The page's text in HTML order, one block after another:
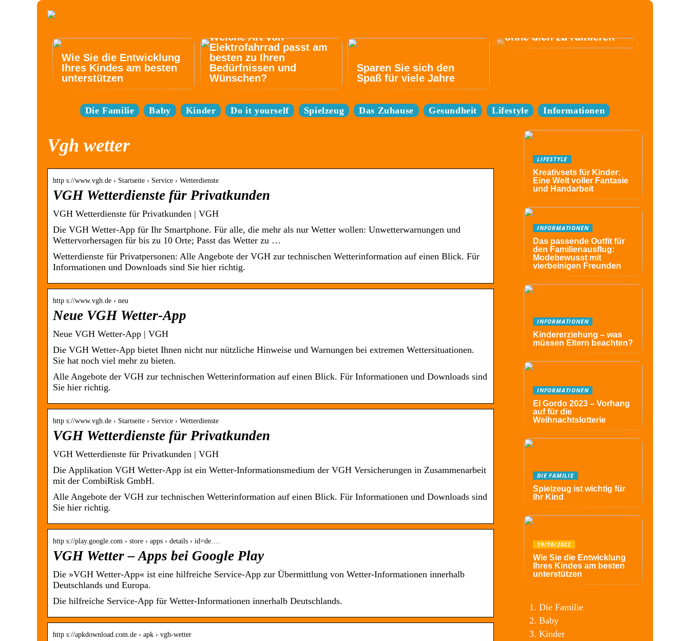
Wie Sie die Entwicklung
Ihres Kindes am besten
unterstützen
Welche Art von
Elektrofahrrad passt am
besten zu Ihren
Bedürfnissen und
Wünschen?
Sparen Sie sich den
Spaß für viele Jahre
ohne dich zu ruinieren
Die Familie Baby Kinder Do it yourself Spielzeug Das Zuhause Gesundheit Lifestyle Informationen
Vgh wetter
http s://www.vgh.de › Startseite › Service › Wetterdienste
VGH Wetterdienste für Privatkunden
VGH Wetterdienste für Privatkunden | VGH
Die VGH Wetter-App für Ihr Smartphone. Für alle, die mehr als nur Wetter wollen: Unwetterwarnungen und
Wettervorhersagen für bis zu 10 Orte; Passt das Wetter zu …
Wetterdienste für Privatpersonen: Alle Angebote der VGH zur technischen Wetterinformation auf einen Blick. Für
Informationen und Downloads sind Sie hier richtig.
http s://www.vgh.de › neu
Neue VGH Wetter-App
Neue VGH Wetter-App | VGH
Die VGH Wetter-App bietet Ihnen nicht nur nützliche Hinweise und Warnungen bei extremen Wettersituationen.
Sie hat noch viel mehr zu bieten.
Alle Angebote der VGH zur technischen Wetterinformation auf einen Blick. Für Informationen und Downloads sind
Sie hier richtig.
http s://www.vgh.de › Startseite › Service › Wetterdienste
VGH Wetterdienste für Privatkunden
VGH Wetterdienste für Privatkunden | VGH
Die Applikation VGH Wetter-App ist ein Wetter-Informationsmedium der VGH Versicherungen in Zusammenarbeit
mit der CombiRisk GmbH.
Alle Angebote der VGH zur technischen Wetterinformation auf einen Blick. Für Informationen und Downloads sind
Sie hier richtig.
http s://play.google.com › store › apps › details › id=de….
VGH Wetter – Apps bei Google Play
Die »VGH Wetter-App« ist eine hilfreiche Service-App zur Übermittlung von Wetter-Informationen innerhalb
Deutschlands und Europa.
Die hilfreiche Service-App für Wetter-Informationen innerhalb Deutschlands.
http s://apkdownload.com.de › apk › vgh-wetter
LIFESTYLE
Kreativsets für Kinder:
Eine Welt voller Fantasie
und Handarbeit
INFORMATIONEN
Das passende Outfit für
den Familienausflug:
Modebewusst mit
vierbeinigen Freunden
INFORMATIONEN
Kindererziehung – was
müssen Eltern beachten?
INFORMATIONEN
El Gordo 2023 – Vorhang
auf für die
Weihnachtslotterie
DIE FAMILIE
Spielzeug ist wichtig für
Ihr Kind
19/10/2022
Wie Sie die Entwicklung
Ihres Kindes am besten
unterstützen
Die Familie
Baby
Kinder